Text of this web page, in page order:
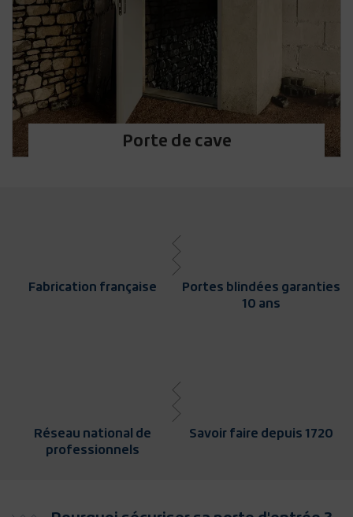
Porte de cave
Fabrication française
Portes blindées garanties
10 ans
Réseau national de
professionnels
Savoir faire depuis 1720